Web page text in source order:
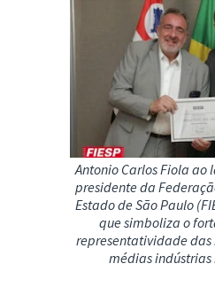
Antonio Carlos Fiola ao
presidente da
Estado de São Paulo
que simboliza o
representatividade das
médias